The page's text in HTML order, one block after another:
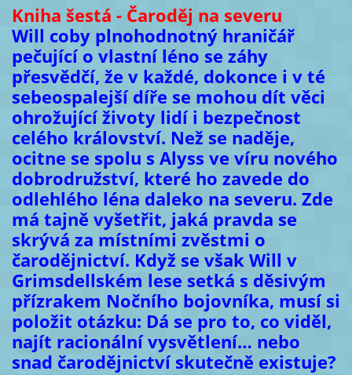
Kniha šestá - Čaroděj na severu
Will coby plnohodnotný hraničář
pečující o vlastní léno se záhy
přesvědčí, že v každé, dokonce i v té
sebeospalejší díře se mohou dít věci
ohrožující životy lidí i bezpečnost
celého království. Než se naděje,
ocitne se spolu s Alyss ve víru nového
dobrodružství, které ho zavede do
odlehlého léna daleko na severu. Zde
má tajně vyšetřit, jaká pravda se
skrývá za místními zvěstmi o
čarodějnictví. Když se však Will v
Grimsdellském lese setká s děsivým
přízrakem Nočního bojovníka, musí si
položit otázku: Dá se pro to, co viděl,
najít racionální vysvětlení… nebo
snad čarodějnictví skutečně existuje?